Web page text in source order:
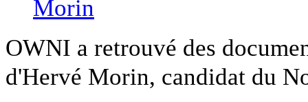
OWNI a retrouvé des
d'Hervé Morin, candidat du